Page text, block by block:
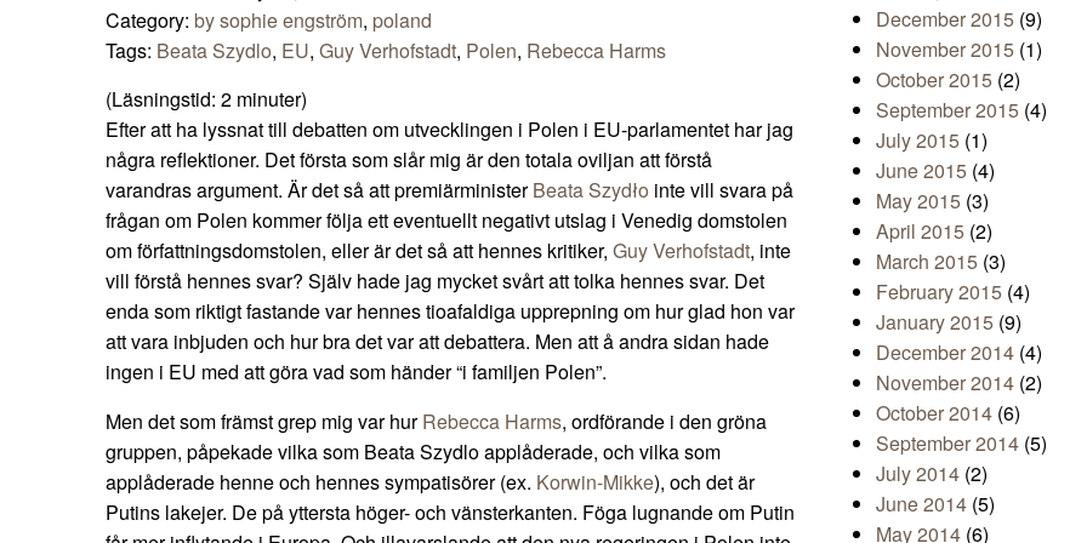
Category: by sophie engström, poland
Tags: Beata Szydlo, EU, Guy Verhofstadt, Polen, Rebecca Harms
(Läsningstid: 2 minuter)
Efter att ha lyssnat till debatten om utvecklingen i Polen i EU-parlamentet har jag
några reflektioner. Det första som slår mig är den totala oviljan att förstå
varandras argument. Är det så att premiärministerBeata Szydło inte vill svara på
frågan om Polen kommer följa ett eventuellt negativt utslag i Venedig domstolen
om författningsdomstolen, eller är det så att hennes kritiker, Guy Verhofstadt, inte
vill förstå hennes svar? Själv hade jag mycket svårt att tolka hennes svar. Det
enda som riktigt fastande var hennes tioafaldiga upprepning om hur glad hon var
att vara inbjuden och hur bra det var att debattera. Men att å andra sidan hade
ingen i EU med att göra vad som händer “i familjen Polen”.
Men det som främst grep mig var hurRebecca Harms, ordförande i den gröna
gruppen, påpekade vilka som Beata Szydlo applåderade, och vilka som
applåderade henne och hennes sympatisörer (ex. Korwin-Mikke), och det är
Putins lakejer. De på yttersta höger- och vänsterkanten. Föga lugnande om Putin
December 2015 (9)
November 2015 (1)
October 2015 (2)
September 2015 (4)
July 2015 (1)
June 2015 (4)
May 2015 (3)
April 2015 (2)
March 2015 (3)
February 2015 (4)
January 2015 (9)
December 2014 (4)
November 2014 (2)
October 2014 (6)
September 2014 (5)
July 2014 (2)
June 2014 (5)
May 2014 (6)